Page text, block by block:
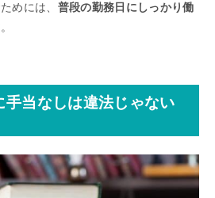
めには、 普段の勤務日にしっかり働
手当なしは違法じゃない